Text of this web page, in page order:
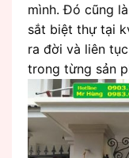
mình. Đó cũng
sắt biệt thự tại
ra đời và liên
trong từng sản